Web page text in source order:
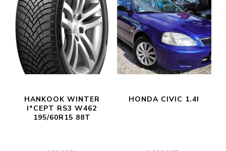
HANKOOK WINTER
I*CEPT RS3 W462
195/60R15 88T
HONDA CIVIC 1.4I